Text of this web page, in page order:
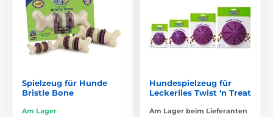
Spielzeug für Hunde
Bristle Bone
Am Lager
Hundespielzeug für
Leckerlies Twist ‘n Treat
Am Lager beim Lieferanten